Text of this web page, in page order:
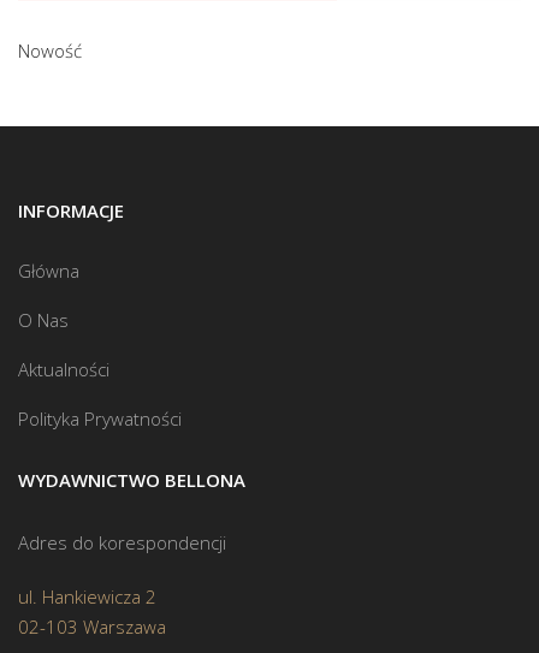
Nowość
INFORMACJE
Główna
O Nas
Aktualności
Polityka Prywatności
WYDAWNICTWO BELLONA
Adres do korespondencji
ul. Hankiewicza 2
02-103 Warszawa